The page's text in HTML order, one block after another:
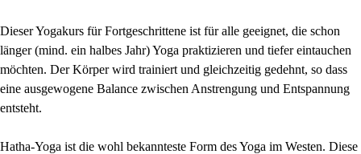
Dieser Yogakurs für Fortgeschrittene ist für alle geeignet, die schon
länger (mind. ein halbes Jahr) Yoga praktizieren und tiefer eintauchen
möchten. Der Körper wird trainiert und gleichzeitig gedehnt, so dass
eine ausgewogene Balance zwischen Anstrengung und Entspannung
entsteht.
Hatha-Yoga ist die wohl bekannteste Form des Yoga im Westen. Diese